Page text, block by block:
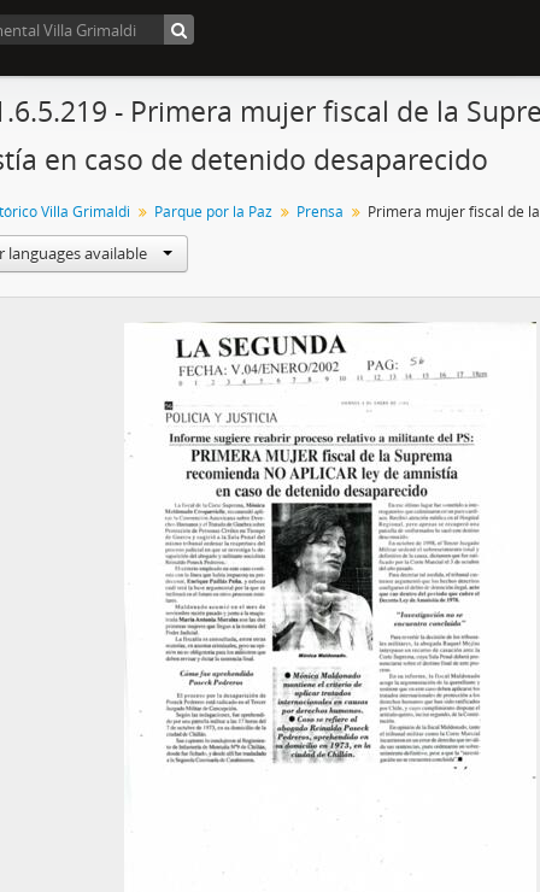
- Primera mujer fiscal de la
en caso de detenido desaparecido
Villa Grimaldi Parque por la Paz Prensa
languages available